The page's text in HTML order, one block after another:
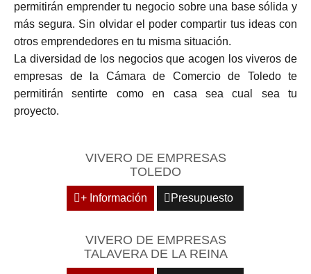
permitirán emprender tu negocio sobre una base sólida y
más segura. Sin olvidar el poder compartir tus ideas con
otros emprendedores en tu misma situación.
La diversidad de los negocios que acogen los viveros de
empresas de la Cámara de Comercio de Toledo te
permitirán sentirte como en casa sea cual sea tu
proyecto.
VIVERO DE EMPRESAS
TOLEDO
+ Información Presupuesto
VIVERO DE EMPRESAS
TALAVERA DE LA REINA